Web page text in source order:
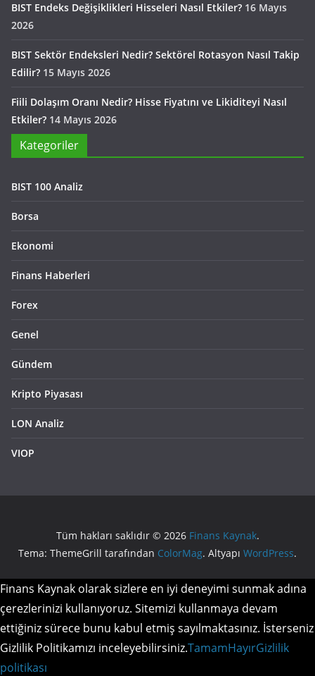
BIST Endeks Değişiklikleri Hisseleri Nasıl Etkiler? 16 Mayıs
2026
BIST Sektör Endeksleri Nedir? Sektörel Rotasyon Nasıl Takip
Edilir? 15 Mayıs 2026
Fiili Dolaşım Oranı Nedir? Hisse Fiyatını ve Likiditeyi Nasıl
Etkiler? 14 Mayıs 2026
Kategoriler
BIST 100 Analiz
Borsa
Ekonomi
Finans Haberleri
Forex
Genel
Gündem
Kripto Piyasası
LON Analiz
VIOP
Tüm hakları saklıdır © 2026 Finans Kaynak.
Tema: ThemeGrill tarafından ColorMag. Altyapı WordPress.
Finans Kaynak olarak sizlere en iyi deneyimi sunmak adına
çerezlerinizi kullanıyoruz. Sitemizi kullanmaya devam
ettiğiniz sürece bunu kabul etmiş sayılmaktasınız. İsterseniz
Gizlilik Politikamızı inceleyebilirsiniz.TamamHayırGizlilik
politikası